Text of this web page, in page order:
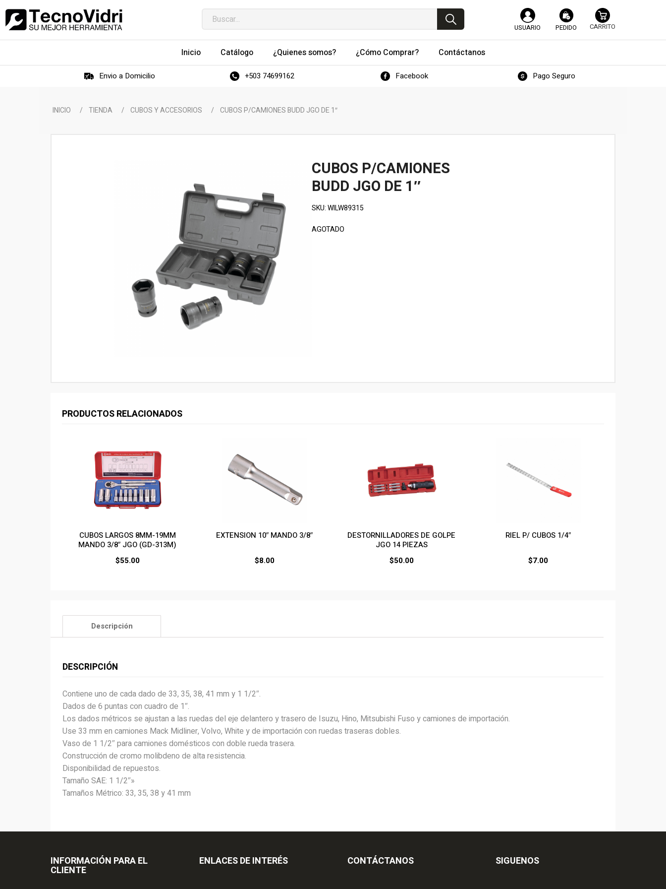
USUARIO PEDIDO
Inicio Catálogo ¿Quienes somos? ¿Cómo Comprar? Contáctanos
Envio a Domicilio +503 74699162 Facebook Pago Seguro
INICIO / TIENDA / CUBOS Y ACCESORIOS / CUBOS P/CAMIONES BUDD JGO DE 1″
CUBOS P/CAMIONES
BUDD JGO DE 1″
SKU:WILW89315
AGOTADO
PRODUCTOS RELACIONADOS
CUBOS LARGOS 8MM-19MM
MANDO 3/8″ JGO (GD-313M)
$55.00
EXTENSION 10″ MANDO 3/8″
$8.00
DESTORNILLADORES DE GOLPE
JGO 14 PIEZAS
$50.00
RIEL P/ CUBOS 1/4″
$7.00
Descripción
DESCRIPCIÓN
Contiene uno de cada dado de 33, 35, 38, 41 mm y 1 1/2″.
Dados de 6 puntas con cuadro de 1″.
Los dados métricos se ajustan a las ruedas del eje delantero y trasero de Isuzu, Hino, Mitsubishi Fuso y camiones de importación.
Use 33 mm en camiones Mack Midliner, Volvo, White y de importación con ruedas traseras dobles.
Vaso de 1 1/2″ para camiones domésticos con doble rueda trasera.
Construcción de cromo molibdeno de alta resistencia.
Disponibilidad de repuestos.
Tamaño SAE: 1 1/2″»
Tamaños Métrico: 33, 35, 38 y 41 mm
INFORMACIÓN PARA EL
CLIENTE
ENLACES DE INTERÉS CONTÁCTANOS SIGUENOS